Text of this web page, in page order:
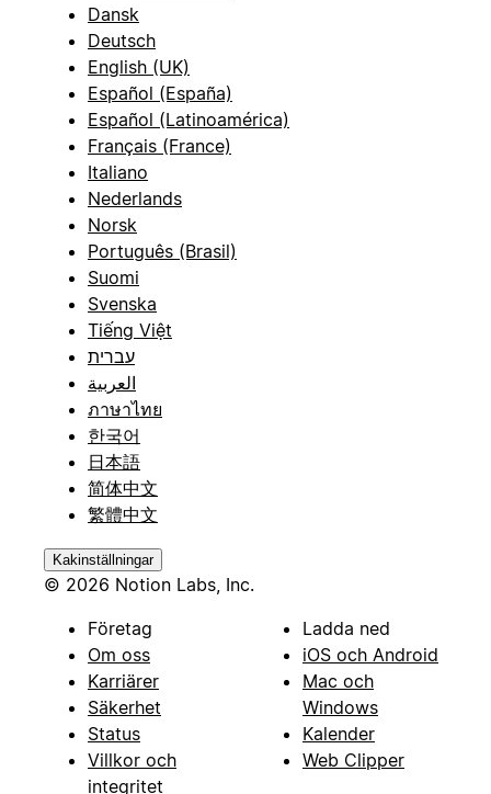
Dansk
Deutsch
English (UK)
Español (España)
Español (Latinoamérica)
Français (France)
Italiano
Nederlands
Norsk
Português (Brasil)
Suomi
Svenska
Tiếng Việt
עברית
العربية
ภาษาไทย
한국어
日本語
简体中文
繁體中文
Kakinställningar
© 2026 Notion Labs, Inc.
Företag
Om oss
Karriärer
Säkerhet
Status
Villkor och
integritet
Ladda ned
iOS och Android
Mac och
Windows
Kalender
Web Clipper